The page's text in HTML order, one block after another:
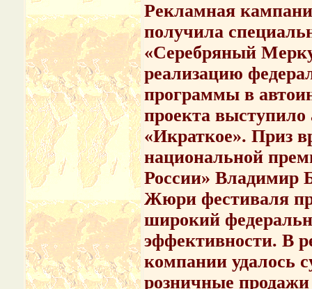
Рекламная
получила
«Серебряный
реализацию
программы в
проекта
«Икраткое». Приз
национальной
России» Владимир
Жюри фестиваля
широкий
эффективности. В
компании удалось
розничные продажи